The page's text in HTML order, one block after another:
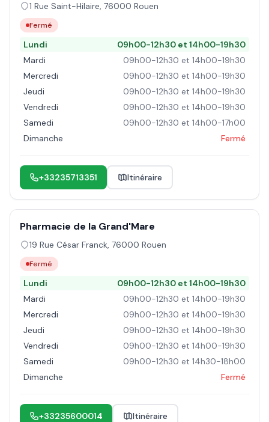
1 Rue Saint-Hilaire, 76000 Rouen
Fermé
Lundi
09h00-12h30 et 14h00-19h30
Mardi
09h00-12h30 et 14h00-19h30
Mercredi
09h00-12h30 et 14h00-19h30
Jeudi
09h00-12h30 et 14h00-19h30
Vendredi
09h00-12h30 et 14h00-19h30
Samedi
09h00-12h30 et 14h00-17h00
Dimanche
Fermé
+33235713351 Itinéraire
Pharmacie de la Grand'Mare
19 Rue César Franck, 76000 Rouen
Fermé
Lundi
09h00-12h30 et 14h00-19h30
Mardi
09h00-12h30 et 14h00-19h30
Mercredi
09h00-12h30 et 14h00-19h30
Jeudi
09h00-12h30 et 14h00-19h30
Vendredi
09h00-12h30 et 14h00-19h30
Samedi
09h00-12h30 et 14h30-18h00
Dimanche
Fermé
+33235600014 Itinéraire